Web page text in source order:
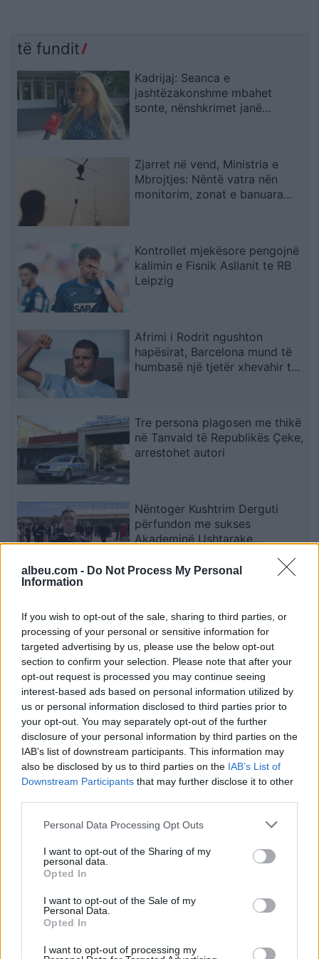
albeu.com - Do Not Process My Personal
Information
If you wish to opt-out of the sale, sharing to third parties, or
processing of your personal or sensitive information for
targeted advertising by us, please use the below opt-out
section to confirm your selection. Please note that after your
opt-out request is processed you may continue seeing
interest-based ads based on personal information utilized by
us or personal information disclosed to third parties prior to
your opt-out. You may separately opt-out of the further
disclosure of your personal information by third parties on the
IAB’s list of downstream participants. This information may
also be disclosed by us to third parties on the IAB’s List of
Downstream Participants that may further disclose it to other
Personal Data Processing Opt Outs
I want to opt-out of the Sharing of my
personal data.
Opted In
I want to opt-out of the Sale of my
Personal Data.
Opted In
I want to opt-out of processing my
të fundit
Kadrijaj: Seanca e
jashtëzakonshme mbahet
sonte, nënshkrimet janë
Zjarret në vend, Ministria e
Mbrojtjes: Nëntë vatra nën
monitorim, zonat e banuara
Kontrollet mjekësore pengojnë
kalimin e Fisnik Asllanit te RB
Leipzig
Afrimi i Rodrit ngushton
hapësirat, Barcelona mund të
humbasë një tjetër xhevahir të
Tre persona plagosen me thikë
në Tanvald të Republikës Çeke,
arrestohet autori
Nëntoger Kushtrim Derguti
përfundon me sukses
Akademinë Ushtarake
salle vallëzimi në Shtëpinë e
Bardhë, reagon Trump: Do ta
çojmë çështjen në Gjykatën e
Lartë